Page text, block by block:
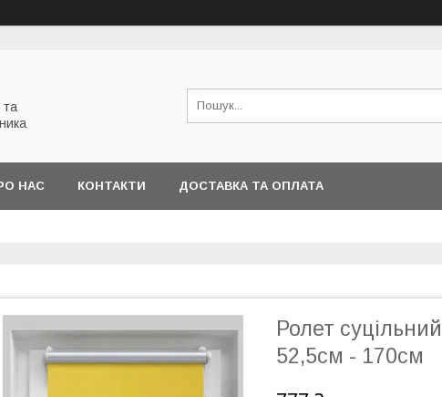
та
НАС КОНТАКТИ ДОСТАВКА ТА ОПЛАТА
Ролет
52,5см - 170см